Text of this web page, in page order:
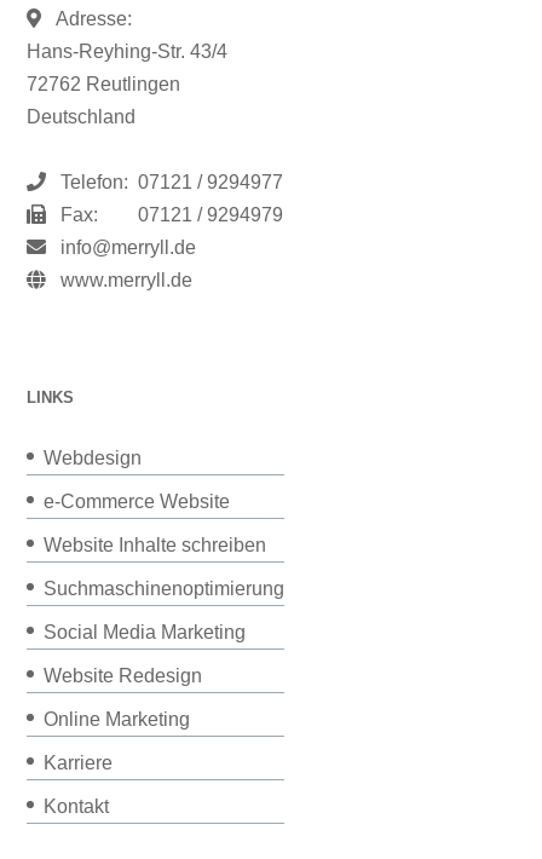
Adresse:
Hans-Reyhing-Str. 43/4
72762 Reutlingen
Deutschland
Telefon: 07121 / 9294977
Fax:
07121 / 9294979
info@merryll.de
www.merryll.de
LINKS
Webdesign
e-Commerce Website
Website Inhalte schreiben
Suchmaschinenoptimierung
Social Media Marketing
Website Redesign
Online Marketing
Karriere
Kontakt